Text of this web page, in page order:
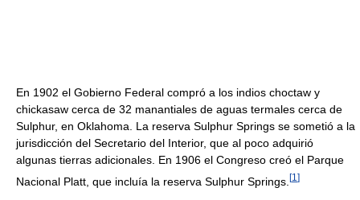
En 1902 el Gobierno Federal compró a los indios choctaw y
chickasaw cerca de 32 manantiales de aguas termales cerca de
Sulphur, en Oklahoma. La reserva Sulphur Springs se sometió a la
jurisdicción del Secretario del Interior, que al poco adquirió
algunas tierras adicionales. En 1906 el Congreso creó el Parque
Nacional Platt, que incluía la reserva Sulphur Springs. [1 ]